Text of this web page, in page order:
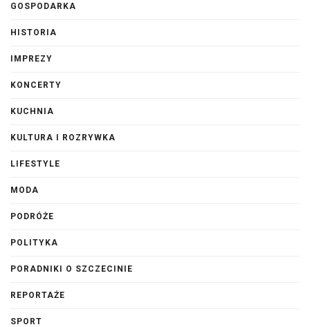
GOSPODARKA
HISTORIA
IMPREZY
KONCERTY
KUCHNIA
KULTURA I ROZRYWKA
LIFESTYLE
MODA
PODRÓŻE
POLITYKA
PORADNIKI O SZCZECINIE
REPORTAŻE
SPORT